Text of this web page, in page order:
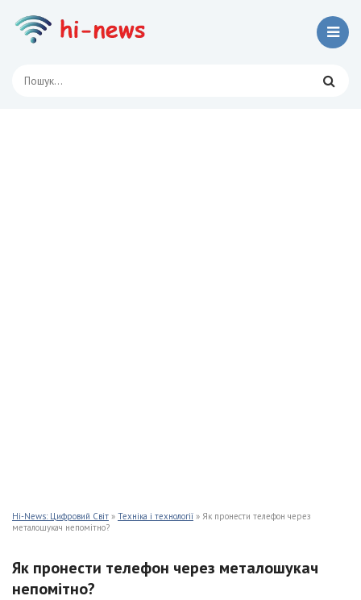
Hi-News: Цифровий Світ » Техніка і технології » Як пронести телефон через
металошукач непомітно?
Як пронести телефон через металошукач
непомітно?